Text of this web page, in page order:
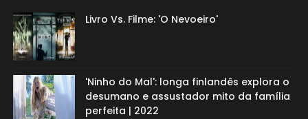
Livro Vs. Filme: 'O Nevoeiro'
'Ninho do Mal': longa finlandês explora o
desumano e assustador mito da família
perfeita | 2022